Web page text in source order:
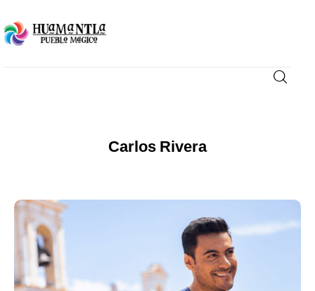
Disfruta
Carlos Rivera